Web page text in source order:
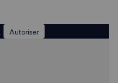
Autoriser